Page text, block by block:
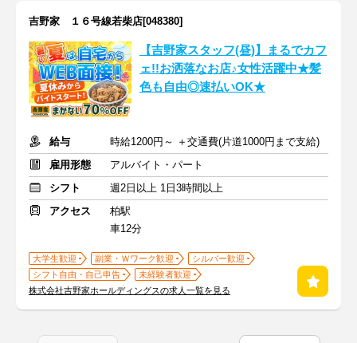
吉野家 １６号線若柴店[048380]
【吉野家スタッフ(昼)】まるでカフ
ェ!!お洒落なお店♪女性活躍中★髪
色も自由◎速払いOK★
給与
時給1200円～ ＋交通費(片道1000円まで支給)
雇用形態
アルバイト・パート
シフト
週2日以上 1日3時間以上
アクセス
柏駅
車12分
大学生歓迎 副業・Ｗワーク歓迎
シルバー歓迎
シフト自由・自己申告
未経験者歓迎
株式会社吉野家ホールディングスの求人一覧を見る